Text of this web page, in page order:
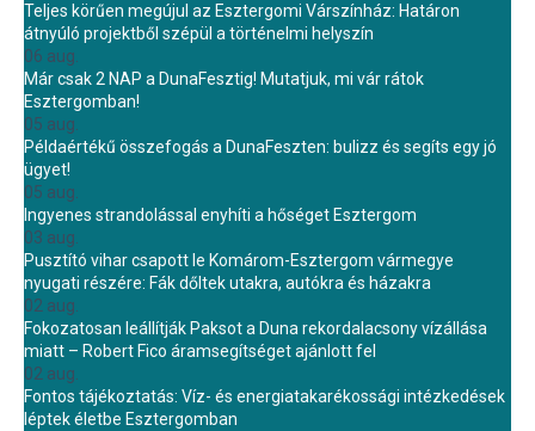
Teljes körűen megújul az Esztergomi Várszínház: Határon
átnyúló projektből szépül a történelmi helyszín
06 aug.
Már csak 2 NAP a DunaFesztig! Mutatjuk, mi vár rátok
Esztergomban!
05 aug.
Példaértékű összefogás a DunaFeszten: bulizz és segíts egy jó
ügyet!
05 aug.
Ingyenes strandolással enyhíti a hőséget Esztergom
03 aug.
Pusztító vihar csapott le Komárom-Esztergom vármegye
nyugati részére: Fák dőltek utakra, autókra és házakra
02 aug.
Fokozatosan leállítják Paksot a Duna rekordalacsony vízállása
miatt – Robert Fico áramsegítséget ajánlott fel
02 aug.
Fontos tájékoztatás: Víz- és energiatakarékossági intézkedések
léptek életbe Esztergomban